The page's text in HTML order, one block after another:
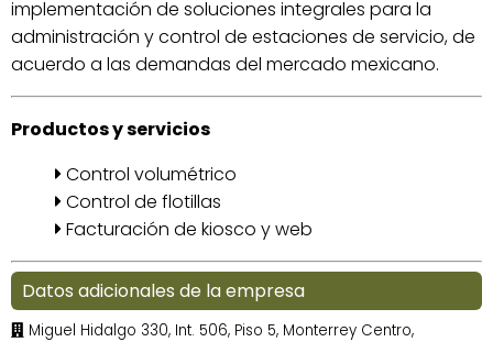
implementación de soluciones integrales para la
administración y control de estaciones de servicio, de
acuerdo a las demandas del mercado mexicano.
Productos y servicios
Control volumétrico
Control de flotillas
Facturación de kiosco y web
Datos adicionales de la empresa
Miguel Hidalgo 330, Int. 506, Piso 5, Monterrey Centro,